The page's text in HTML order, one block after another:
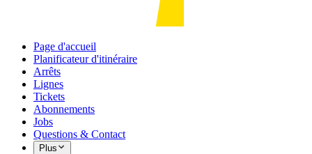
Page d'accueil
Planificateur d'itinéraire
Arrêts
Lignes
Tickets
Abonnements
Jobs
Questions & Contact
Plus